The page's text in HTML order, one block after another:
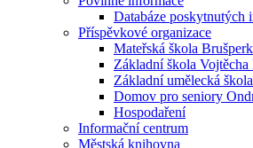
Databáze poskytnutých
Příspěvkové organizace
Mateřská škola Brušperk
Základní škola Vojtěcha
Základní umělecká
Domov pro seniory
Hospodaření
Informační centrum
Městská knihovna